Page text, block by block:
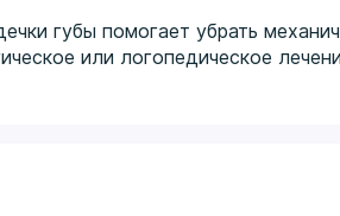
губы помогает убрать
или логопедическое